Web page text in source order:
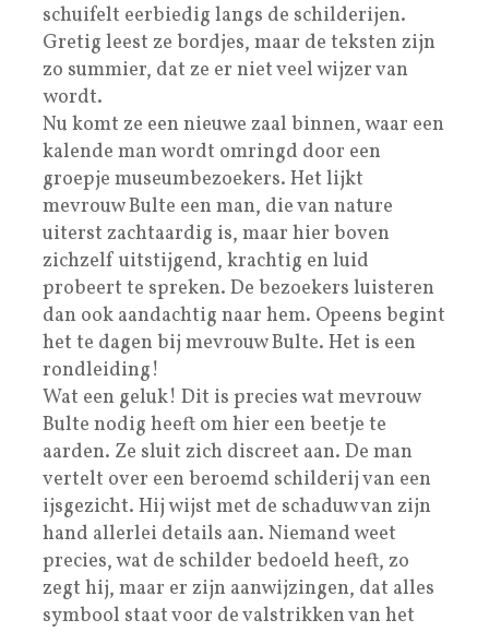
schuifelt eerbiedig langs de schilderijen.
Gretig leest ze bordjes, maar de teksten zijn
zo summier, dat ze er niet veel wijzer van
wordt.
Nu komt ze een nieuwe zaal binnen, waar een
kalende man wordt omringd door een
groepje museumbezoekers. Het lijkt
mevrouw Bulte een man, die van nature
uiterst zachtaardig is, maar hier boven
zichzelf uitstijgend, krachtig en luid
probeert te spreken. De bezoekers luisteren
dan ook aandachtig naar hem. Opeens begint
het te dagen bij mevrouw Bulte. Het is een
rondleiding!
Wat een geluk! Dit is precies wat mevrouw
Bulte nodig heeft om hier een beetje te
aarden. Ze sluit zich discreet aan. De man
vertelt over een beroemd schilderij van een
ijsgezicht. Hij wijst met de schaduw van zijn
hand allerlei details aan. Niemand weet
precies, wat de schilder bedoeld heeft, zo
zegt hij, maar er zijn aanwijzingen, dat alles
symbool staat voor de valstrikken van het